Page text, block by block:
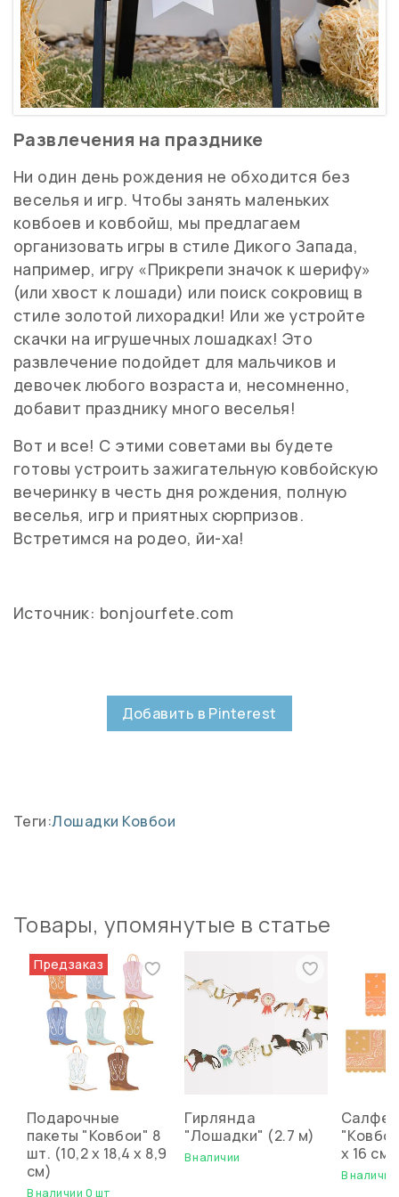
Развлечения на празднике
Ни один день рождения не обходится без
веселья и игр. Чтобы занять маленьких
ковбоев и ковбойш, мы предлагаем
организовать игры в стиле Дикого Запада,
например, игру «Прикрепи значок к шерифу»
(или хвост к лошади) или поиск сокровищ в
стиле золотой лихорадки! Или же устройте
скачки на игрушечных лошадках! Это
развлечение подойдет для мальчиков и
девочек любого возраста и, несомненно,
добавит празднику много веселья!
Вот и все! С этими советами вы будете
готовы устроить зажигательную ковбойскую
вечеринку в честь дня рождения, полную
веселья, игр и приятных сюрпризов.
Встретимся на родео, йи-ха!
Источник: bonjourfete.com
Добавить в Pinterest
Теги:Лошадки Ковбои
Товары, упомянутые в статье
Предзаказ
Подарочные
пакеты "Ковбои" 8
шт. (10,2 х 18,4 х 8,9
см)
В наличии 0 шт
Гирлянда
"Лошадки" (2.7 м)
В наличии
х 16 см)
В наличии